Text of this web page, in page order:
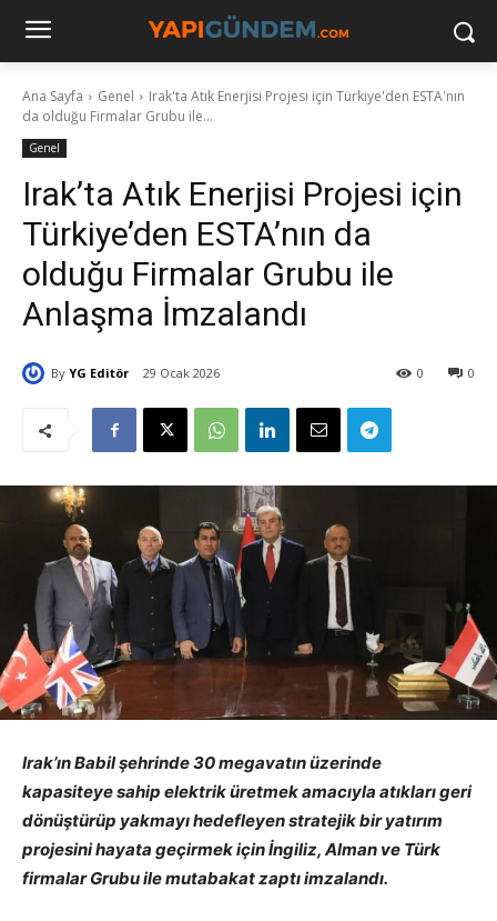
Ana Sayfa Genel
Irak'ta Atık Enerjisi Projesi için Türkiye'den ESTA'nın
da olduğu Firmalar Grubu ile...
Genel
Irak’ta Atık Enerjisi Projesi için
Türkiye’den ESTA’nın da
olduğu Firmalar Grubu ile
Anlaşma İmzalandı
By YG Editör 29 Ocak 2026 0
0
Irak’ın Babil şehrinde 30 megavatın üzerinde
kapasiteye sahip elektrik üretmek amacıyla atıkları geri
dönüştürüp yakmayı hedefleyen stratejik bir yatırım
projesini hayata geçirmek için İngiliz, Alman ve Türk
firmalar Grubu ile mutabakat zaptı imzalandı.